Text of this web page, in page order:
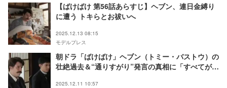
【ばけばけ 第56話あらすじ】ヘブン、連日金縛り
に遭う トキらとお祓いへ
2025.12.13 08:15
モデルプレス
朝ドラ「ばけばけ」ヘブン（トミー・バストウ）の
壮絶過去＆“通りすがり”発言の真相に「すべてが繋
2025.12.11 10:57